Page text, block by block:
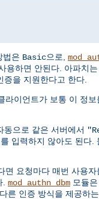
법은 Basic으로,
용하면 안된다. 아파치는
을 지원한다고 한다.
이언트가 보통 이 정
동으로 같은 서버에서
입력하지 않아도 된다
요청마다 매번 사용
mod_authn_dbm 모듈은
른 인증 방식을 제공하